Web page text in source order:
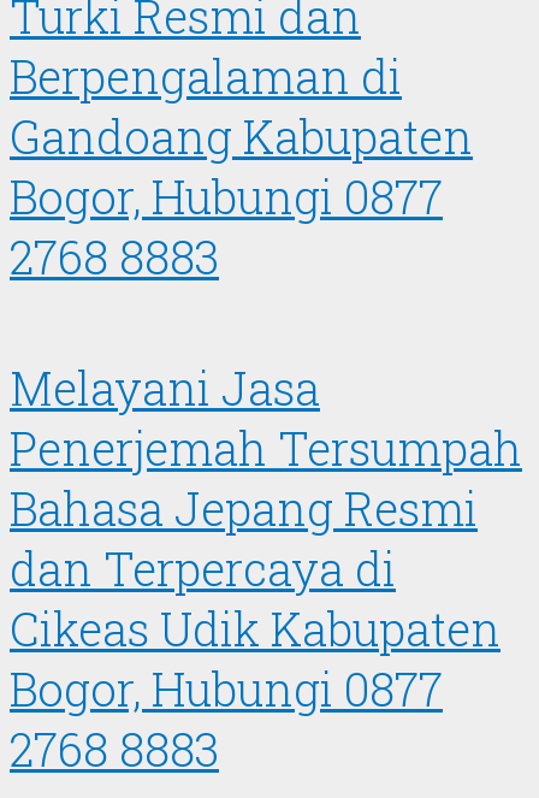
Turki Resmi dan
Berpengalaman di
Gandoang Kabupaten
Bogor, Hubungi 0877
2768 8883
Melayani Jasa
Penerjemah Tersumpah
Bahasa Jepang Resmi
dan Terpercaya di
Cikeas Udik Kabupaten
Bogor, Hubungi 0877
2768 8883